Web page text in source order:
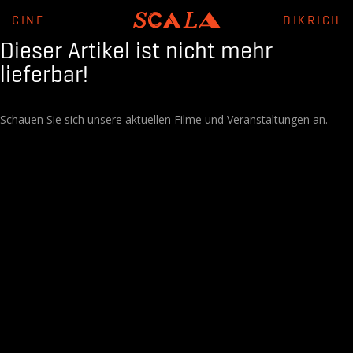
CINE DIKRICH
Dieser Artikel ist nicht mehr
lieferbar!
Schauen Sie sich unsere aktuellen Filme und Veranstaltungen an.